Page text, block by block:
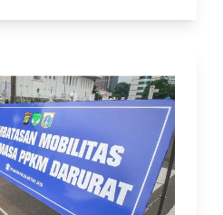
bisa menjadi pilihan
Permen Glico_vol.8.